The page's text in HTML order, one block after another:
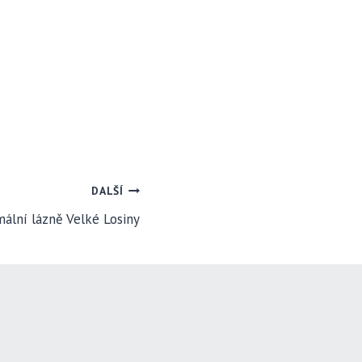
DALŠÍ
lázně Velké Losiny